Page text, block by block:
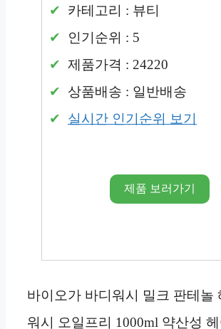
카테고리 : 뷰티
인기순위 : 5
제품가격 : 24220
상품배송 : 일반배송
실시간 인기순위 보기
제품 보러가기
바이오가 바디워시 밀크 판테놀
워시 오일프리 1000ml 약산성 헤